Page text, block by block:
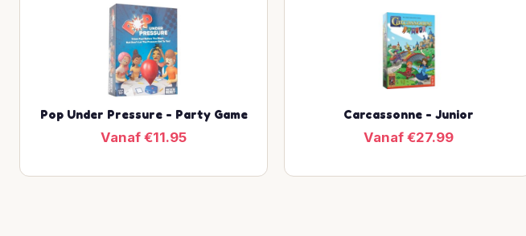
Pop Under Pressure - Party Game
Vanaf €11.95
Carcassonne - Junior
Vanaf €27.99